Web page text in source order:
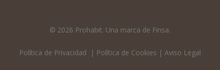
© 2026 Prohabit.
Política de Privacidad | Política de Cookies | Aviso Legal